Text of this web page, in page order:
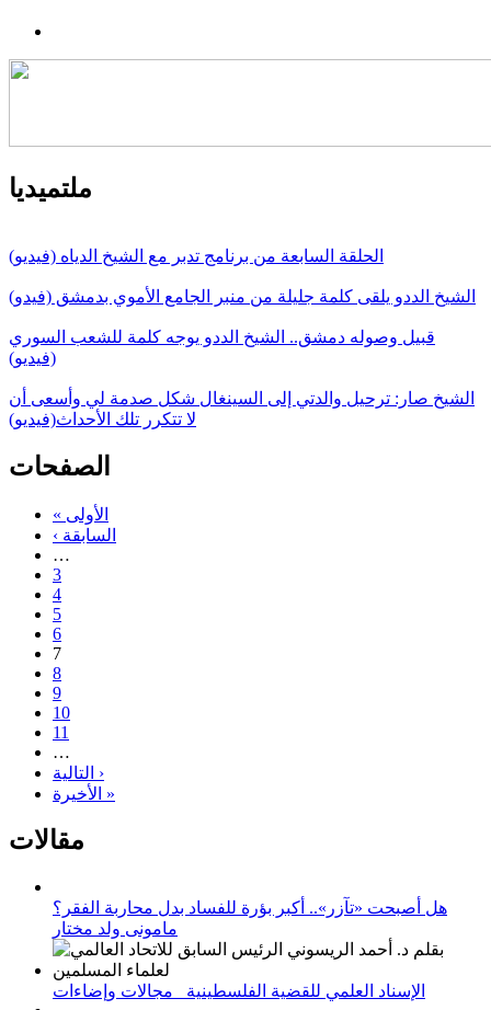
ملتميديا
الحلقة السابعة من برنامج تدبر مع الشيخ الدياه (فيديو)
الشيخ الددو يلقى كلمة جليلة من منبر الجامع الأموي بدمشق (فيدو)
قبيل وصوله دمشق.. الشيخ الددو يوجه كلمة للشعب السوري
(فيديو)
الشيخ صار: ترحيل والدتي إلى السينغال شكل صدمة لي وأسعى أن
لا تتكرر تلك الأحداث(فيديو)
الصفحات
« الأولى
‹ السابقة
…
3
4
5
6
7
8
9
10
11
…
التالية ›
الأخيرة »
مقالات
هل أصبحت «تآزر».. أكبر بؤرة للفساد بدل محاربة الفقر؟
مامونى ولد مختار
الإسناد العلمي للقضية الفلسطينية_ مجالات وإضاءات